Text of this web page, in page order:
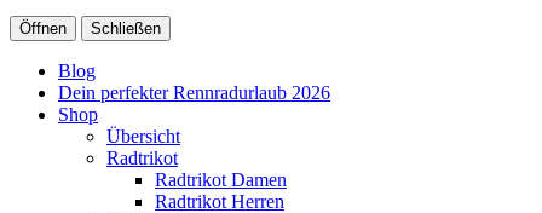
Öffnen Schließen
Blog
Dein perfekter Rennradurlaub 2026
Shop
Übersicht
Radtrikot
Radtrikot Damen
Radtrikot Herren